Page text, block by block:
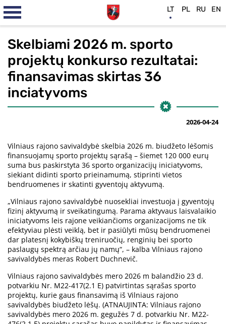
Skelbiami 2026 m. sporto
projektų konkurso rezultatai:
finansavimas skirtas 36
inciatyvoms
2026-04-24
Vilniaus rajono savivaldybė skelbia 2026 m. biudžeto lėšomis
finansuojamų sporto projektų sąrašą – šiemet 120 000 eurų
suma bus paskirstyta 36 sporto organizacijų iniciatyvoms,
siekiant didinti sporto prieinamumą, stiprinti vietos
bendruomenes ir skatinti gyventojų aktyvumą.
„Vilniaus rajono savivaldybė nuosekliai investuoja į gyventojų
fizinį aktyvumą ir sveikatingumą. Parama aktyvaus laisvalaikio
iniciatyvoms leis rajone veikiančioms organizacijoms ne tik
efektyviau plėsti veiklą, bet ir pasiūlyti mūsų bendruomenei
dar platesnį kokybiškų treniruočių, renginių bei sporto
paslaugų spektrą arčiau jų namų“, – kalba Vilniaus rajono
savivaldybės meras Robert Duchnevič.
Vilniaus rajono savivaldybės mero 2026 m balandžio 23 d.
potvarkiu Nr. M22-417(2.1 E) patvirtintas sąrašas sporto
projektų, kurie gaus finansavimą iš Vilniaus rajono
savivaldybės biudžeto lėšų. (ATNAUJINTA: Vilniaus rajono
savivaldybės mero 2026 m. gegužės 7 d. potvarkiu Nr. M22-
LT PL RU EN